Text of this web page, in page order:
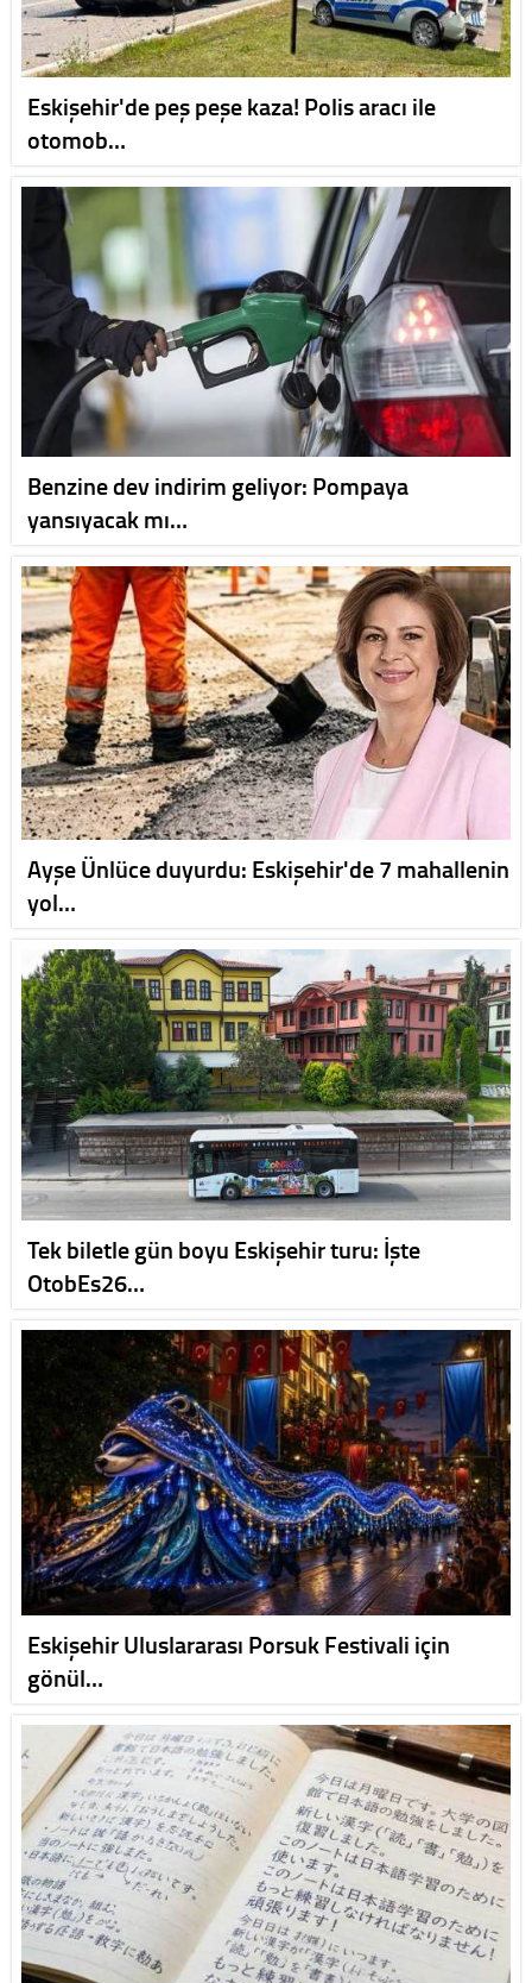
Eskişehir'de peş peşe kaza! Polis aracı ile
otomob…
Benzine dev indirim geliyor: Pompaya
yansıyacak mı…
Ayşe Ünlüce duyurdu: Eskişehir'de 7 mahallenin
yol…
Tek biletle gün boyu Eskişehir turu: İşte
OtobEs26…
Eskişehir Uluslararası Porsuk Festivali için
gönül…